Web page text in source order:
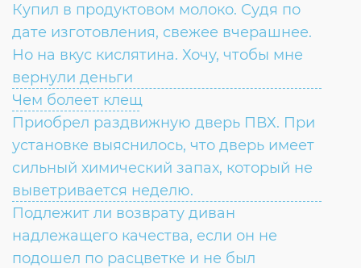
Купил в продуктовом молоко. Судя по
дате изготовления, свежее вчерашнее.
Но на вкус кислятина. Хочу, чтобы мне
вернули деньги
Чем болеет клещ
Приобрел раздвижную дверь ПВХ. При
установке выяснилось, что дверь имеет
сильный химический запах, который не
выветривается неделю.
Подлежит ли возврату диван
надлежащего качества, если он не
подошел по расцветке и не был